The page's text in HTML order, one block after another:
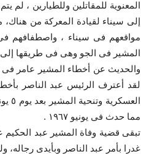
إلى سيناء لقيادة المعركة من
مواقعهم فى سيناء ، واصطفافهم فى
المشير فى الجو وهى فى طريقها إلى
والحديث عن أخطاء المشير عامر فى
لقد أعترف الرئيس عبد الناصر
مما حدث فى يونيو ١٩٦٧ .
غدرا بأمر عبد الناصر وبأيدى